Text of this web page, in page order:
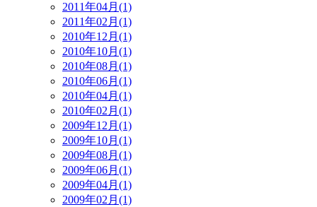
2011年04月(1)
2011年02月(1)
2010年12月(1)
2010年10月(1)
2010年08月(1)
2010年06月(1)
2010年04月(1)
2010年02月(1)
2009年12月(1)
2009年10月(1)
2009年08月(1)
2009年06月(1)
2009年04月(1)
2009年02月(1)